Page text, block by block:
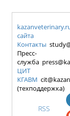
сайта
Контакты
Пресс-
служба
ЦИТ
КГАВМ
(техподдержка)
RSS